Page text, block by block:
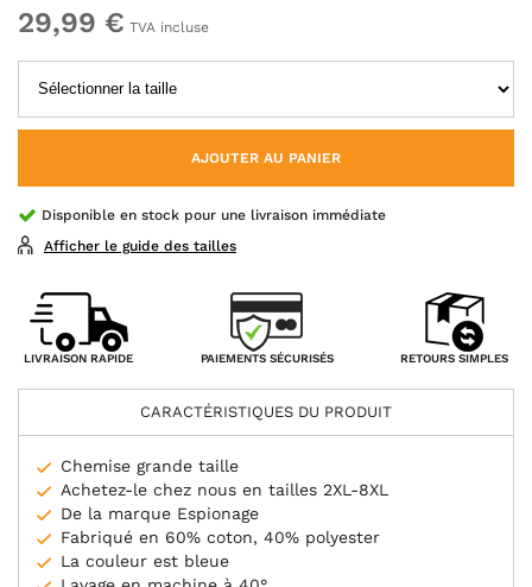
29,99 € TVA incluse
AJOUTER AU PANIER
Disponible en stock pour une livraison immédiate
Afficher le guide des tailles
LIVRAISON RAPIDE PAIEMENTS SÉCURISÉS RETOURS SIMPLES
CARACTÉRISTIQUES DU PRODUIT
Chemise grande taille
Achetez-le chez nous en tailles 2XL-8XL
De la marque Espionage
Fabriqué en 60% coton, 40% polyester
La couleur est bleue